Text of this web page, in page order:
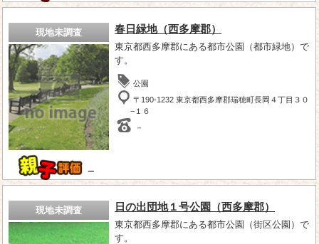
現地未調査
－
春日緑地（西多摩郡）
東京都西多摩郡にある都市公園（都市緑地）で
す。
公園
〒190-1232 東京都西多摩郡瑞穂町長岡４丁目３０
−１６
－
現地未調査 日の出団地１号公園（西多摩郡）
東京都西多摩郡にある都市公園（街区公園）で
す。